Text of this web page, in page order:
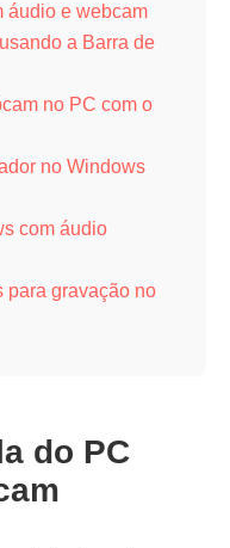
áudio e webcam
a Barra de
no PC com o
no Windows
com áudio
para gravação no
do PC